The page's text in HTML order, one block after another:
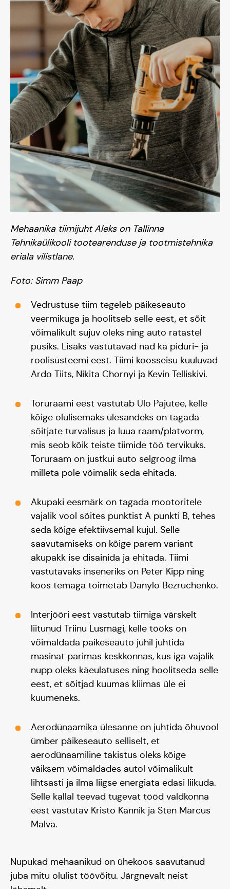
Päikeseauto
Hooaeg I 20/21
Hooaeg II 22/23
Hooaeg III 24/25
Mehaanika tiimijuht Aleks on Tallinna
Tehnikaülikooli tootearenduse ja tootmistehnika
eriala vilistlane.
Foto: Simm Paap
Vedrustuse tiim tegeleb päikeseauto
veermikuga ja hoolitseb selle eest, et sõit
võimalikult sujuv oleks ning auto ratastel
püsiks. Lisaks vastutavad nad ka piduri- ja
roolisüsteemi eest. Tiimi koosseisu kuuluvad
Ardo Tiits, Nikita Chornyi ja Kevin Telliskivi.
Toruraami eest vastutab Ülo Pajutee, kelle
kõige olulisemaks ülesandeks on tagada
sõitjate turvalisus ja luua raam/platvorm,
mis seob kõik teiste tiimide töö tervikuks.
Toruraam on justkui auto selgroog ilma
milleta pole võimalik seda ehitada.
Akupaki eesmärk on tagada mootoritele
vajalik vool sõites punktist A punkti B, tehes
seda kõige efektiivsemal kujul. Selle
saavutamiseks on kõige parem variant
akupakk ise disainida ja ehitada. Tiimi
vastutavaks inseneriks on Peter Kipp ning
koos temaga toimetab Danylo Bezruchenko.
Interjööri eest vastutab tiimiga värskelt
liitunud Triinu Lusmägi, kelle tööks on
võimaldada päikeseauto juhil juhtida
masinat parimas keskkonnas, kus iga vajalik
nupp oleks käeulatuses ning hoolitseda selle
eest, et sõitjad kuumas kliimas üle ei
kuumeneks.
Aerodünaamika ülesanne on juhtida õhuvool
ümber päikeseauto selliselt, et
aerodünaamiline takistus oleks kõige
väiksem võimaldades autol võimalikult
lihtsasti ja ilma liigse energiata edasi liikuda.
Selle kallal teevad tugevat tööd valdkonna
eest vastutav Kristo Kannik ja Sten Marcus
Malva.
Nupukad mehaanikud on ühekoos saavutanud
juba mitu olulist töövõitu. Järgnevalt neist